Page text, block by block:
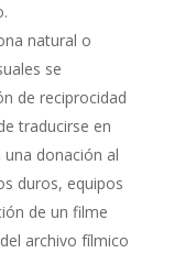
natural o
se
de reciprocidad
traducirse en
una donación al
duros, equipos
de un filme
archivo fílmico